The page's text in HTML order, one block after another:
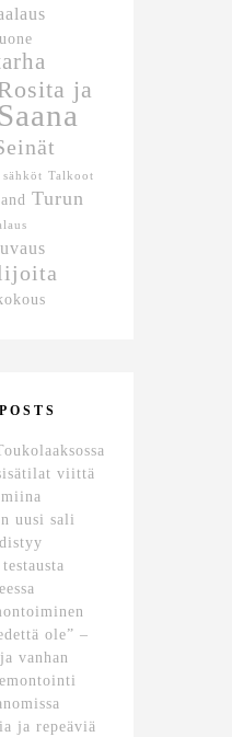
ja
Saana
sähköt Talkoot
Turun
viittä
uusi sali
ole” –
vanhan
ja repeäviä